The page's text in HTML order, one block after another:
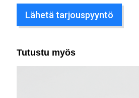
Lähetä tarjouspyyntö
Tutustu myös